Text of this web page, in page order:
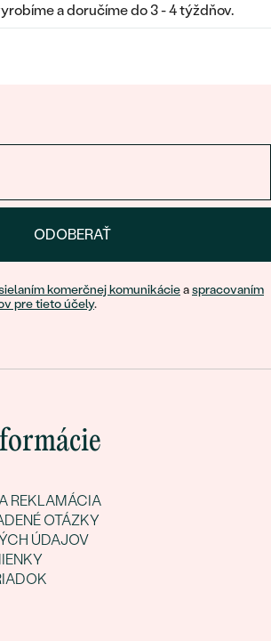
a doručíme do 3 - 4 týždňov.
ODOBERAŤ
komerčnej komunikácieaspracovaním
pre tieto účely.
REKLAMÁCIA
OTÁZKY
ÚDAJOV